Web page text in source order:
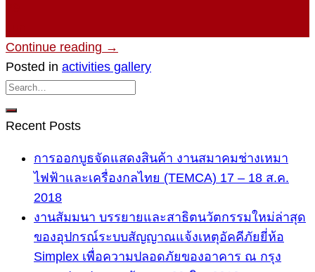
Continue reading →
Posted in activities gallery
Recent Posts
การออกบูธจัดแสดงสินค้า งานสมาคมช่างเหมา
ไฟฟ้าและเครื่องกลไทย (TEMCA) 17 – 18 ส.ค.
2018
งานสัมมนา บรรยายและสาธิตนวัตกรรมใหม่ล่าสุด
ของอุปกรณ์ระบบสัญญาณแจ้งเหตุอัคคีภัยยี่ห้อ
Simplex เพื่อความปลอดภัยของอาคาร ณ กรุง